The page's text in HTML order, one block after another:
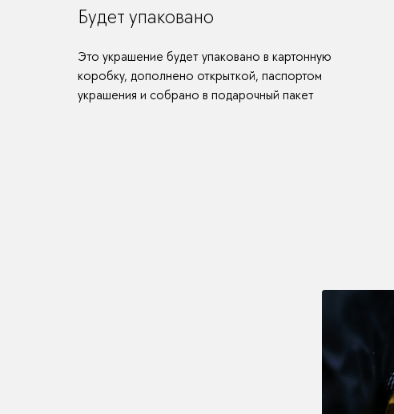
Будет упаковано
Это украшение будет упаковано в картонную
коробку, дополнено открыткой, паспортом
украшения и собрано в подарочный пакет